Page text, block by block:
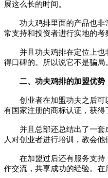
展这么长的时间。
功夫鸡排里面的产品也非常
常支持和投资者进行实地的考
并且功夫鸡排在定位上也非
得口碑的。所以说它不是骗局
二、功夫鸡排的加盟优势
创业者在加盟功夫之后可以
有国家注册的商标认证，获得
并且总部还总结出了一套成
人对创业者进行培训，教会他
在加盟过后还有服务支持，
作交流，共享成功的经验。在